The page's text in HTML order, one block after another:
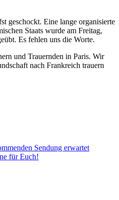
geschockt. Eine lange organisierte
Staats wurde am Freitag,
Es fehlen uns die Worte.
und Trauernden in Paris. Wir
nach Frankreich trauern
Sendung erwartet
für Euch!